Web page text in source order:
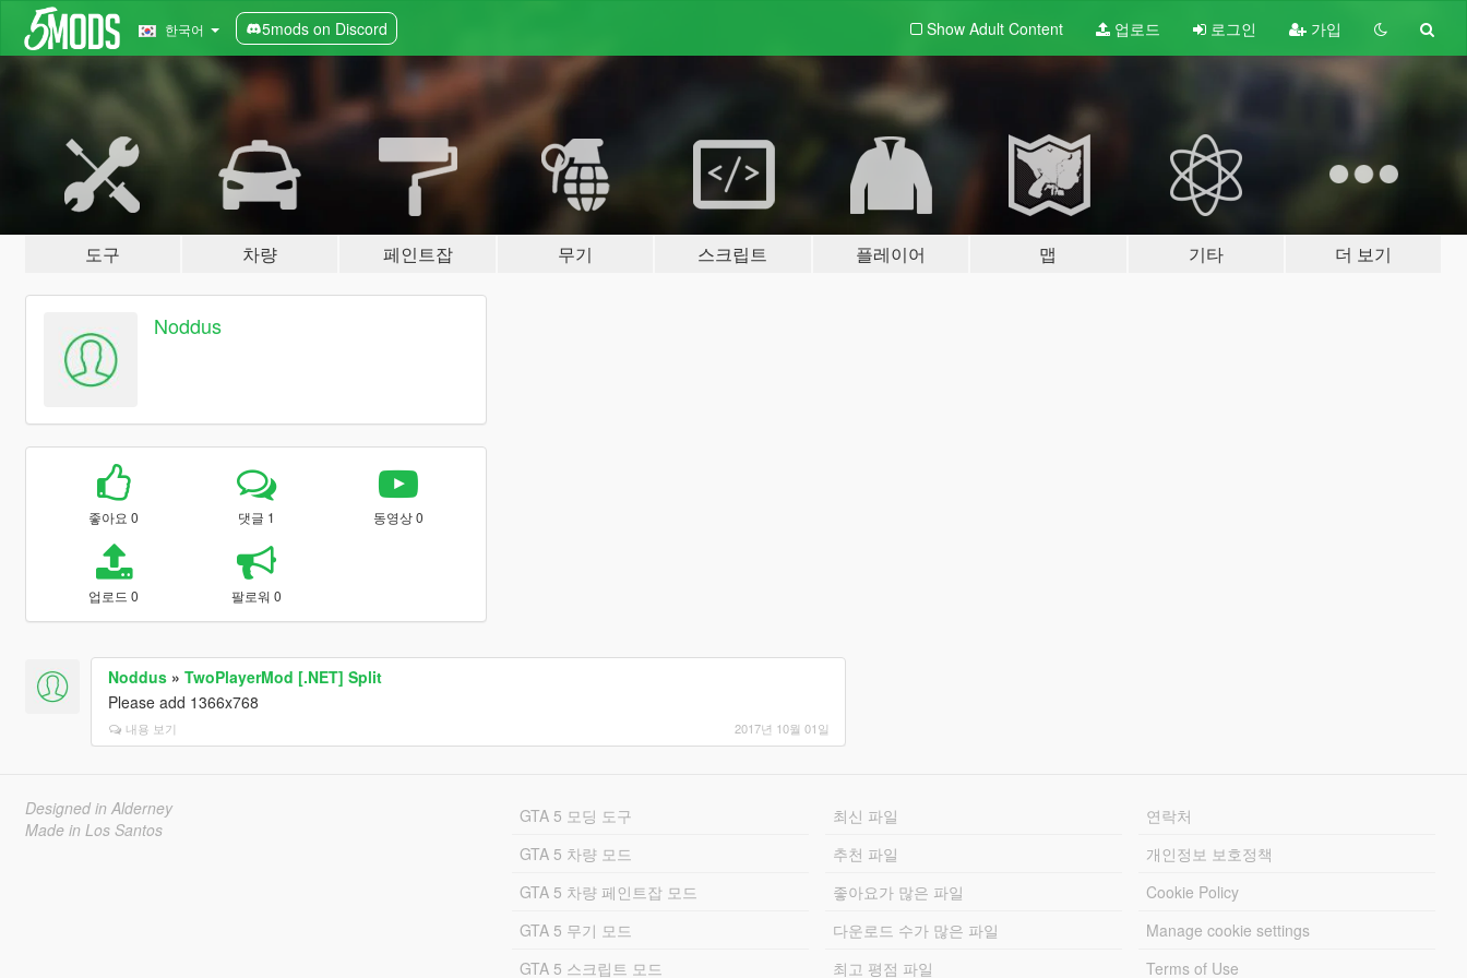
한국어 5mods on Discord Show Adult Content 업로드 로그인 가입
도구 차량 페인트잡 무기 스크립트 플레이어 맵 기타 더 보기
Noddus
좋아요 0 댓글 1 동영상 0
업로드 0 팔로워 0
Noddus» TwoPlayerMod [.NET] Split
Please add 1366x768
내용 보기 2017년 10월 01일
Designed in Alderney
Made in Los Santos
GTA 5 모딩 도구
GTA 5 차량 모드
GTA 5 차량 페인트잡 모드
GTA 5 무기 모드
GTA 5 스크립트 모드
최신 파일
추천 파일
좋아요가 많은 파일
다운로드 수가 많은 파일
최고 평점 파일
연락처
개인정보 보호정책
Cookie Policy
Manage cookie settings
Terms of Use